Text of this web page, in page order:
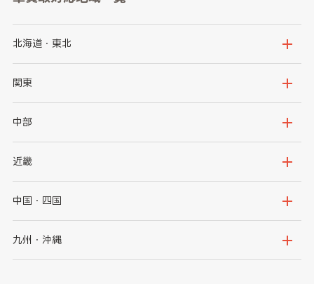
北海道・東北
北海道
岩手県
秋田県
関東
茨城県
群馬県
千葉県
神奈川県
中部
新潟県
石川県
山梨県
近畿
大阪府
京都府
中国・四国
鳥取県
九州・沖縄